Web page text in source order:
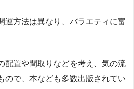
運方法は異なり、バラエティに富
配置や間取りなどを考え、気の流
ので、本なども多数出版されてい